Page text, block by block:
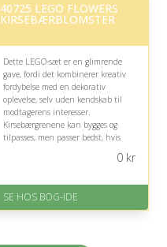
40725 LEGO FLOWERS
KIRSEBÆRBLOMSTER
Dette LEGO-sæt er en glimrende
gave, fordi det kombinerer kreativ
fordybelse med en dekorativ
oplevelse, selv uden kendskab til
modtagerens interesser.
Kirsebærgrenene kan bygges og
tilpasses, men passer bedst, hvis
På lager
Levering: 1-3 hverdage -
0kr
SE HOS BOG-IDE